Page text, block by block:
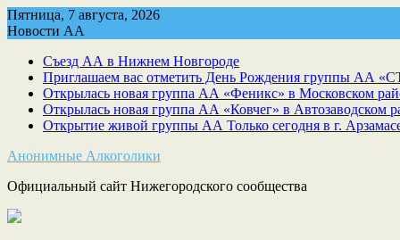
Skip
to
Пятница, 7 августа, 2026
Новости АА
Съезд АА в Нижнем Новгороде
Приглашаем вас отметить День Рождения группы АА
Открылась новая группа АА «Феникс» в Московском
Открылась новая группа АА «Ковчег» в Автозаводском
Открытие живой группы АА Только сегодня в г.
Анонимные Алкоголики
Официальный сайт Нижегородского сообщества